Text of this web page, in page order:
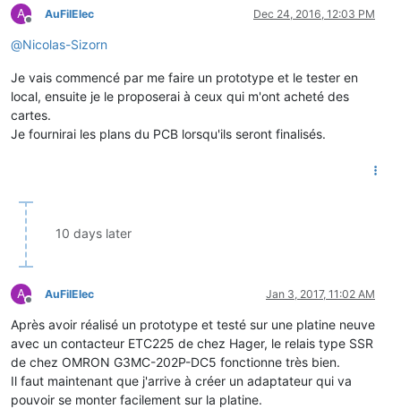
A
Offline
AuFilElec Dec 24, 2016, 12:03 PM
@Nicolas-Sizorn
Je vais commencé par me faire un prototype et le tester en
local, ensuite je le proposerai à ceux qui m'ont acheté des
cartes.
Je fournirai les plans du PCB lorsqu'ils seront finalisés.
10 days later
A
Offline
AuFilElec Jan 3, 2017, 11:02 AM
Après avoir réalisé un prototype et testé sur une platine neuve
avec un contacteur ETC225 de chez Hager, le relais type SSR
de chez OMRON G3MC-202P-DC5 fonctionne très bien.
Il faut maintenant que j'arrive à créer un adaptateur qui va
pouvoir se monter facilement sur la platine.